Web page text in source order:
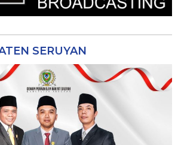
SERUYAN